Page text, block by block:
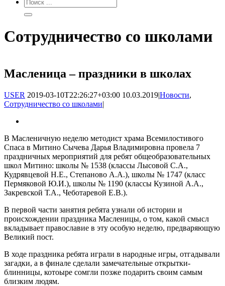
Сотрудничество со школами
Масленица – праздники в школах
USER 2019-03-10T22:26:27+03:00 10.03.2019|Новости,
Сотрудничество со школами|
В Масленичную неделю методист храма Всемилостивого
Спаса в Митино Сычева Дарья Владимировна провела 7
праздничных мероприятий для ребят общеобразовательных
школ Митино: школы № 1538 (классы Лысовой С.А.,
Кудрявцевой Н.Е., Степаново А.А.), школы № 1747 (класс
Пермяковой Ю.И.), школы № 1190 (классы Кузиной А.А.,
Закревской Т.А., Чеботаревой Е.В.).
В первой части занятия ребята узнали об истории и
происхождении праздника Масленицы, о том, какой смысл
вкладывает православие в эту особую неделю, предваряющую
Великий пост.
В ходе праздника ребята играли в народные игры, отгадывали
загадки, а в финале сделали замечательные открытки-
блинницы, котоыре сомгли позже подарить своим самым
близким людям.